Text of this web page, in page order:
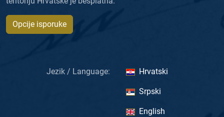
Opcije isporuke
Jezik / Language: Hrvatski
Srpski
English